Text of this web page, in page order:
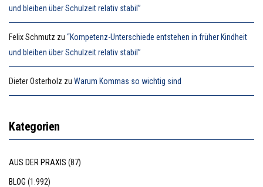
und bleiben über Schulzeit relativ stabil”
Felix Schmutz zu “Kompetenz-Unterschiede entstehen in früher Kindheit
und bleiben über Schulzeit relativ stabil”
Dieter Osterholz zu Warum Kommas so wichtig sind
Kategorien
AUS DER PRAXIS (87)
BLOG (1.992)